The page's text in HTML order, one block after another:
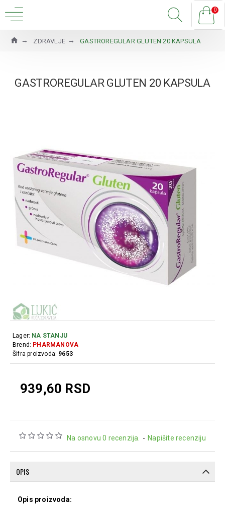
0
ZDRAVLJE GASTROREGULAR GLUTEN 20 KAPSULA
GASTROREGULAR GLUTEN 20 KAPSULA
Na osnovu 0 recenzija. - Napišite recenziju
939,60 RSD
Lager: NA STANJU
Brend: PHARMANOVA
Šifra proizvoda: 9653
OPIS
Opis proizvoda: